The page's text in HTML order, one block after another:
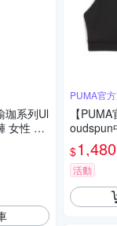
珈系列Ul
女性 52
PUMA官
【
oudspun
52746201
$1,480
活動